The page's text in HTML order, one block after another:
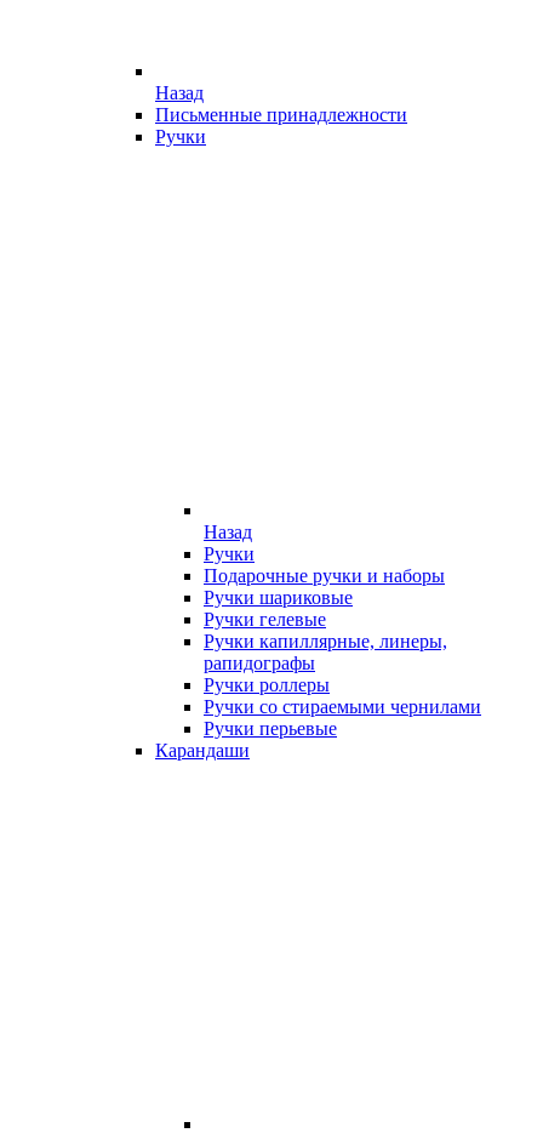
Назад
Письменные принадлежности
Ручки
Назад
Ручки
Подарочные ручки и наборы
Ручки шариковые
Ручки гелевые
Ручки капиллярные, линеры,
рапидографы
Ручки роллеры
Ручки со стираемыми чернилами
Ручки перьевые
Карандаши